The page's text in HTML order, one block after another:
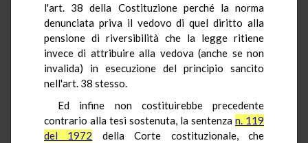
l'art. 38 della Costituzione perché la norma
denunciata priva il vedovo di quel diritto alla
pensione di riversibilità che la legge ritiene
invece di attribuire alla vedova (anche se non
invalida) in esecuzione del principio sancito
nell'art. 38 stesso.
Ed infine non costituirebbe precedente
contrario alla tesi sostenuta, la sentenza n. 119
del 1972 della Corte costituzionale, che